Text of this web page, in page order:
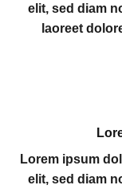
elit, sed diam
laoreet
Lorem ipsum
elit, sed diam